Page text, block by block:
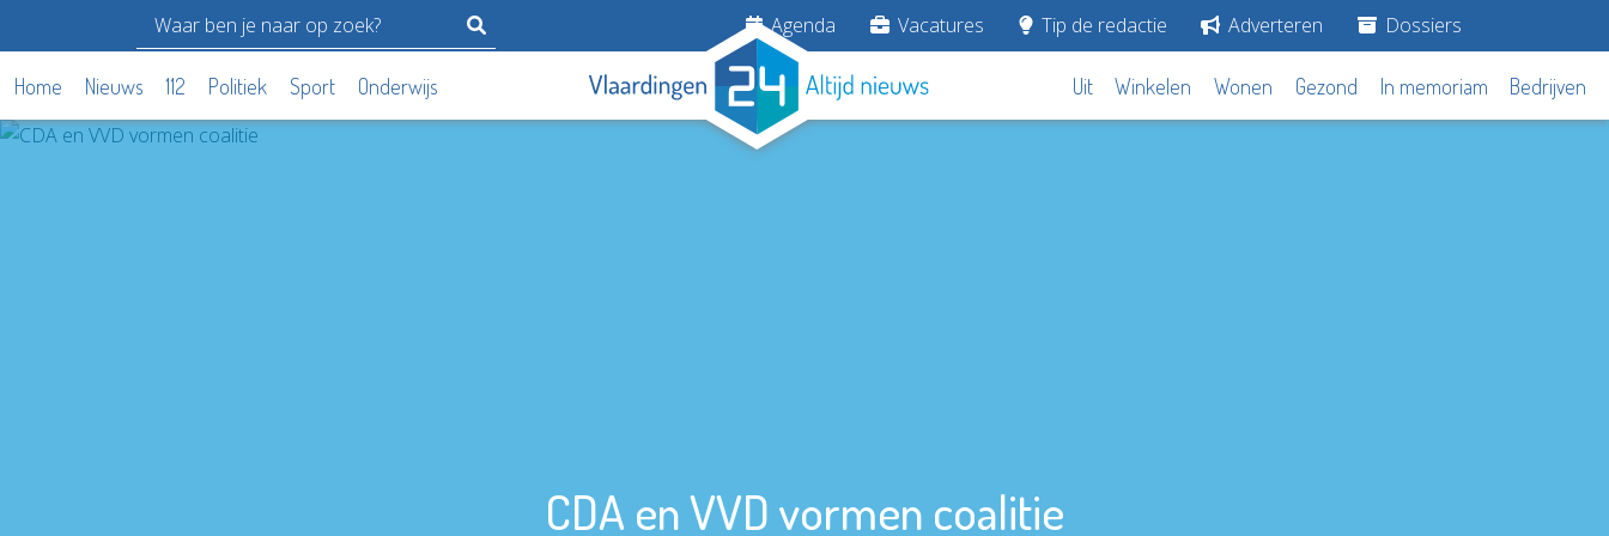
Agenda Vacatures Tip de redactie Adverteren Dossiers
Home Nieuws 112 Politiek Sport Onderwijs Uit Winkelen Wonen Gezond In memoriam Bedrijven
CDA en VVD vormen coalitie